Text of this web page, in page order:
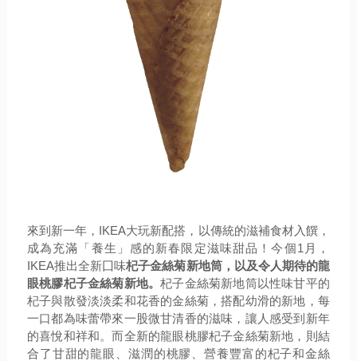
來到新一年，IKEA大玩新配搭，以傳統的滋補食材入饌，
成為充滿「養生」感的新春限定滋味甜品！今個1月，
IKEA推出全新囗味杞子金絲菊新地筒， 以及令人期待的龍
眼桃膠杞子金絲菊新地。杞子金絲菊新地筒以性味甘平的
杞子與散發淡淡柔和花香的金絲菊，搭配幼滑的新地， 每
一口都為味蕾帶來一股微甘清香的滋味， 讓人感受到新年
的喜悅和祥和。而全新的龍眼桃膠杞子金絲菊新地， 則結
合了甘甜的龍眼、滋潤的桃膠、營養豐富的杞子和金絲